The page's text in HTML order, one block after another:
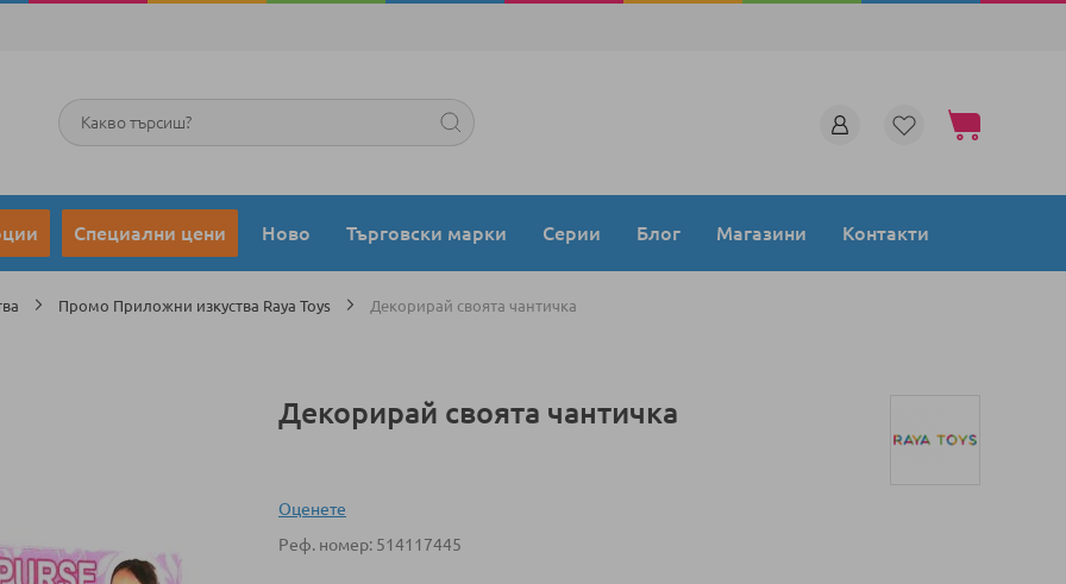
Моята количка
Търсене
Специални цени Ново Търговски марки Серии Блог Магазини Контакти
Промо Приложни изкуства Raya Toys Декорирай своята чантичка
Декорирай своята чантичка
Оценeте
Реф. номер 514117445